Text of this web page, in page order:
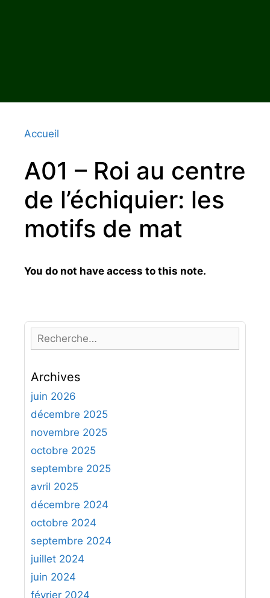
Accueil
A01 – Roi au centre
de l’échiquier: les
motifs de mat
You do not have access to this note.
e
h
e
r
h
e
r
:
Archives
juin 2026
décembre 2025
novembre 2025
octobre 2025
septembre 2025
avril 2025
décembre 2024
octobre 2024
septembre 2024
juillet 2024
juin 2024
février 2024